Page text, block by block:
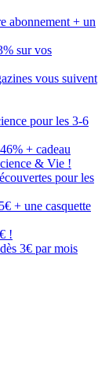
abonnement + un
sur vos
vous suivent
pour les 3-6
+ cadeau
& Vie !
pour les
+ une casquette
!
3€ par mois